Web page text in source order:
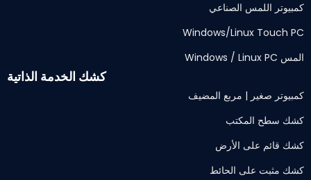
كمبيوتر اللمس الصناعي
Windows/Linux Touch PC
المس Windows / Linux PC
كشك الخدمة الذاتية
كمبيوتر صغير | مربع المضيف
كشك سطح المكتب
كشك قائم على الأرض
كشك مثبت على الحائط